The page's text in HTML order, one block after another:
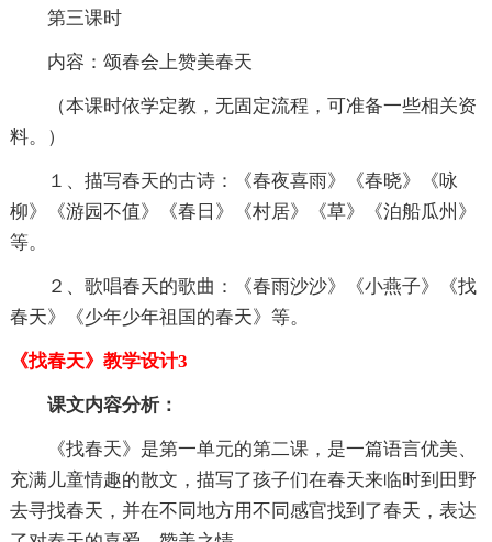
第三课时
内容：颂春会上赞美春天
（本课时依学定教，无固定流程，可准备一些相关资
料。）
１、描写春天的古诗：《春夜喜雨》《春晓》《咏
柳》《游园不值》《春日》《村居》《草》《泊船瓜州》
等。
２、歌唱春天的歌曲：《春雨沙沙》《小燕子》《找
春天》《少年少年祖国的春天》等。
《找春天》教学设计3
课文内容分析：
《找春天》是第一单元的第二课，是一篇语言优美、
充满儿童情趣的散文，描写了孩子们在春天来临时到田野
去寻找春天，并在不同地方用不同感官找到了春天，表达